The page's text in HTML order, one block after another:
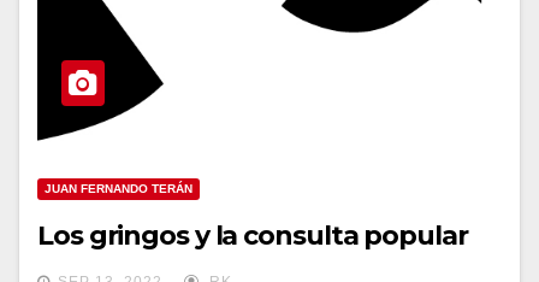
JUAN FERNANDO TERÁN
Los gringos y la consulta popular